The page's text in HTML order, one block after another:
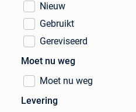
Nieuw
Gebruikt
Gereviseerd
Moet nu weg
Moet nu weg
Levering